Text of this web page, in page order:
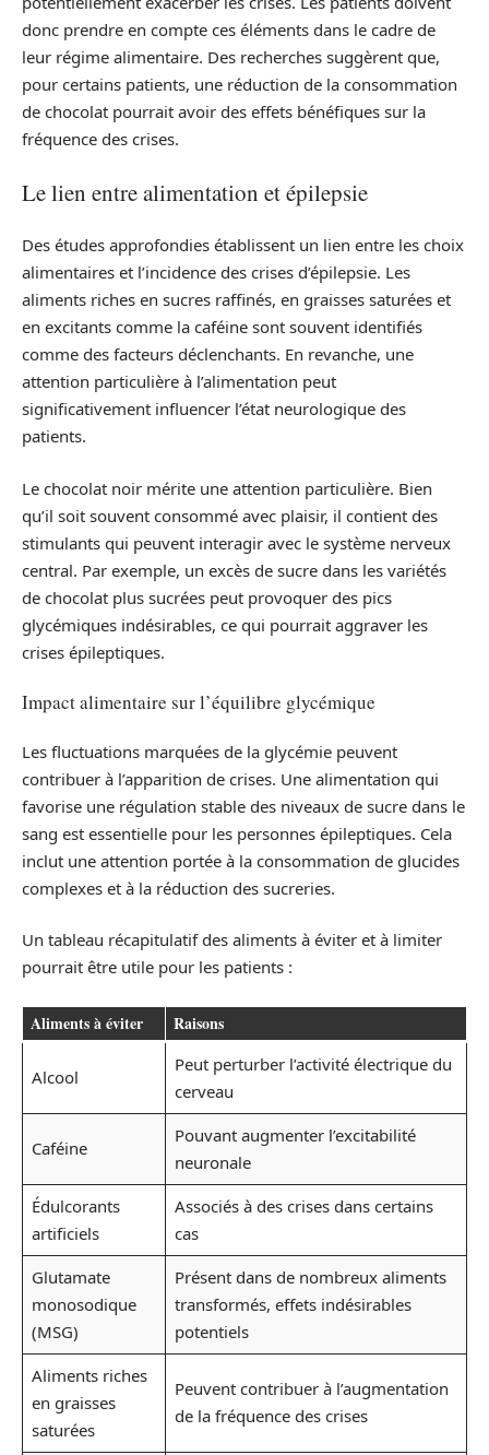
donc prendre en compte ces éléments dans le cadre de
leur régime alimentaire. Des recherches suggèrent que,
pour certains patients, une réduction de la consommation
de chocolat pourrait avoir des effets bénéfiques sur la
fréquence des crises.
Le lien entre alimentation et épilepsie
Des études approfondies établissent un lien entre les choix
alimentaires et l’incidence des crises d’épilepsie. Les
aliments riches en sucres raffinés, en graisses saturées et
en excitants comme la caféine sont souvent identifiés
comme des facteurs déclenchants. En revanche, une
attention particulière à l’alimentation peut
significativement influencer l’état neurologique des
patients.
Le chocolat noir mérite une attention particulière. Bien
qu’il soit souvent consommé avec plaisir, il contient des
stimulants qui peuvent interagir avec le système nerveux
central. Par exemple, un excès de sucre dans les variétés
de chocolat plus sucrées peut provoquer des pics
glycémiques indésirables, ce qui pourrait aggraver les
crises épileptiques.
Impact alimentaire sur l’équilibre glycémique
Les fluctuations marquées de la glycémie peuvent
contribuer à l’apparition de crises. Une alimentation qui
favorise une régulation stable des niveaux de sucre dans le
sang est essentielle pour les personnes épileptiques. Cela
inclut une attention portée à la consommation de glucides
complexes et à la réduction des sucreries.
Un tableau récapitulatif des aliments à éviter et à limiter
pourrait être utile pour les patients :
Aliments à éviter Raisons
Alcool
Peut perturber l’activité électrique du
cerveau
Caféine
Pouvant augmenter l’excitabilité
neuronale
Édulcorants
artificiels
Associés à des crises dans certains
cas
Glutamate
monosodique
(MSG)
Présent dans de nombreux aliments
transformés, effets indésirables
potentiels
Aliments riches
en graisses
saturées
Peuvent contribuer à l’augmentation
de la fréquence des crises